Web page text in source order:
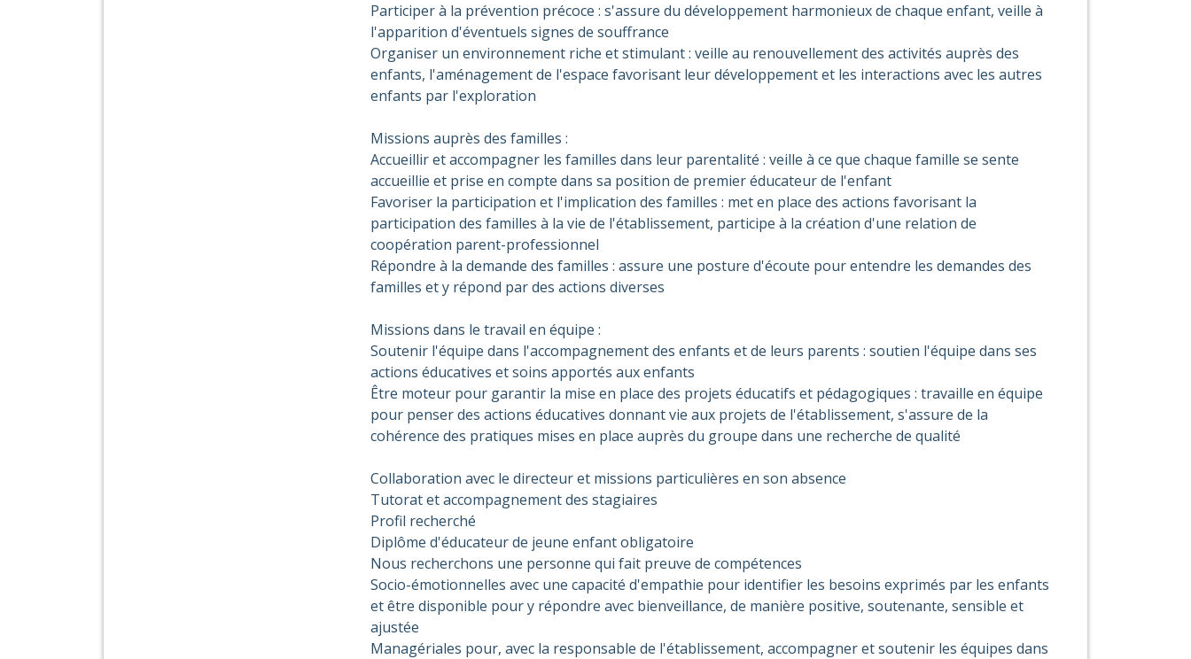
Participer à la prévention précoce : s'assure du développement harmonieux de chaque enfant, veille à
l'apparition d'éventuels signes de souffrance
Organiser un environnement riche et stimulant : veille au renouvellement des activités auprès des
enfants, l'aménagement de l'espace favorisant leur développement et les interactions avec les autres
enfants par l'exploration
Missions auprès des familles :
Accueillir et accompagner les familles dans leur parentalité : veille à ce que chaque famille se sente
accueillie et prise en compte dans sa position de premier éducateur de l'enfant
Favoriser la participation et l'implication des familles : met en place des actions favorisant la
participation des familles à la vie de l'établissement, participe à la création d'une relation de
coopération parent-professionnel
Répondre à la demande des familles : assure une posture d'écoute pour entendre les demandes des
familles et y répond par des actions diverses
Missions dans le travail en équipe :
Soutenir l'équipe dans l'accompagnement des enfants et de leurs parents : soutien l'équipe dans ses
actions éducatives et soins apportés aux enfants
Être moteur pour garantir la mise en place des projets éducatifs et pédagogiques : travaille en équipe
pour penser des actions éducatives donnant vie aux projets de l'établissement, s'assure de la
cohérence des pratiques mises en place auprès du groupe dans une recherche de qualité
Collaboration avec le directeur et missions particulières en son absence
Tutorat et accompagnement des stagiaires
Profil recherché
Diplôme d'éducateur de jeune enfant obligatoire
Nous recherchons une personne qui fait preuve de compétences
Socio-émotionnelles avec une capacité d'empathie pour identifier les besoins exprimés par les enfants
et être disponible pour y répondre avec bienveillance, de manière positive, soutenante, sensible et
ajustée
Managériales pour, avec la responsable de l'établissement, accompagner et soutenir les équipes dans